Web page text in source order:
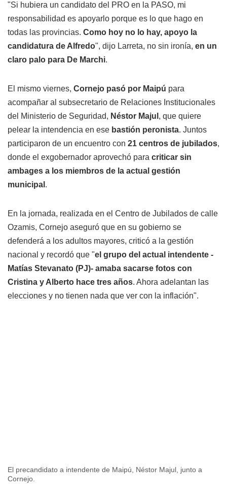
"Si hubiera un candidato del PRO en la PASO, mi
responsabilidad es apoyarlo porque es lo que hago en
todas las provincias. Como hoy no lo hay, apoyo la
candidatura de Alfredo", dijo Larreta, no sin ironía, en un
claro palo para De Marchi.
El mismo viernes, Cornejo pasó por Maipú para
acompañar al subsecretario de Relaciones Institucionales
del Ministerio de Seguridad, Néstor Majul , que quiere
pelear la intendencia en ese bastión peronista. Juntos
participaron de un encuentro con 21 centros de jubilados,
donde el exgobernador aprovechó para criticar sin
ambages a los miembros de la actual gestión
municipal .
En la jornada, realizada en el Centro de Jubilados de calle
Ozamis, Cornejo aseguró que en su gobierno se
defenderá a los adultos mayores, criticó a la gestión
nacional y recordó que "el grupo del actual intendente -
Matías Stevanato (PJ)- amaba sacarse fotos con
Cristina y Alberto hace tres años. Ahora adelantan las
elecciones y no tienen nada que ver con la inflación".
El precandidato a intendente de Maipú, Néstor Majul, junto a
Cornejo.